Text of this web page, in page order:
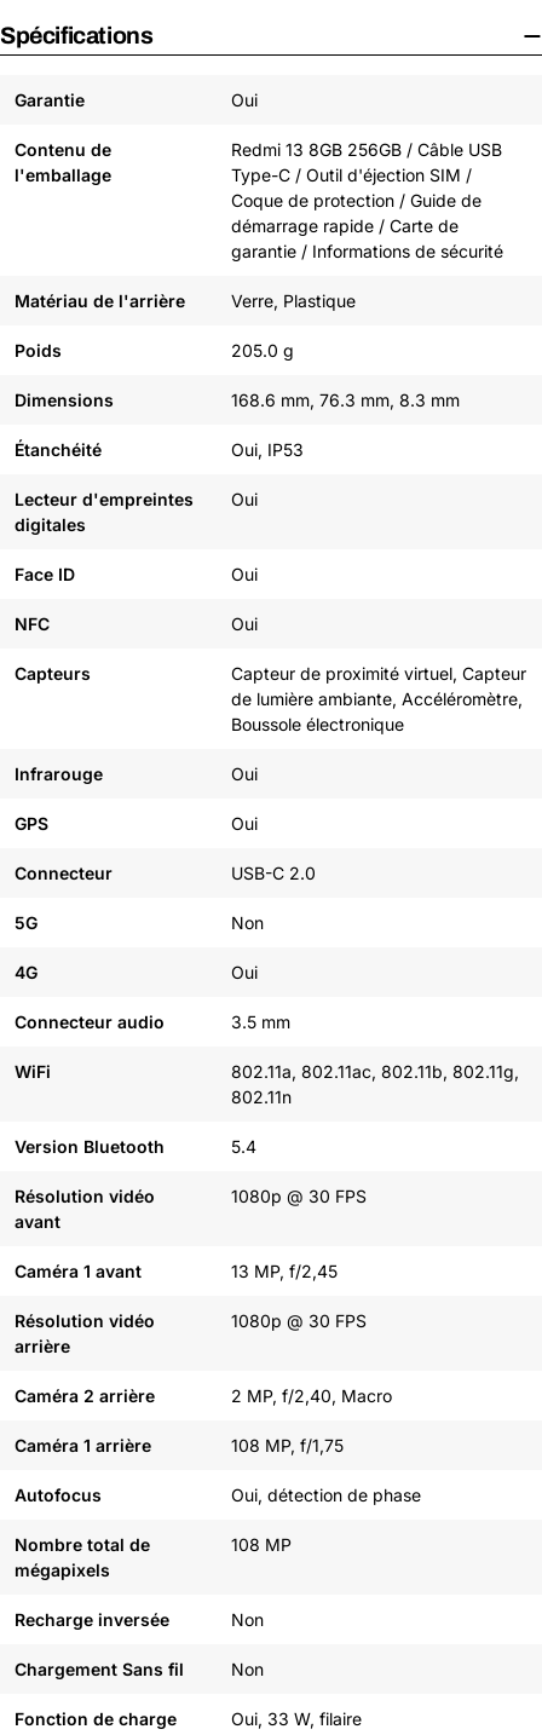
Spécifications
Garantie Oui
Contenu de
l'emballage
Redmi 13 8GB 256GB / Câble USB
Type-C / Outil d'éjection SIM /
Coque de protection / Guide de
démarrage rapide / Carte de
garantie / Informations de sécurité
Matériau de l'arrière Verre, Plastique
Poids 205.0 g
Dimensions 168.6 mm, 76.3 mm, 8.3 mm
Étanchéité Oui, IP53
Lecteur d'empreintes
digitales
Oui
Face ID Oui
NFC Oui
Capteurs
Capteur de proximité virtuel, Capteur
de lumière ambiante, Accéléromètre,
Boussole électronique
Infrarouge Oui
GPS Oui
Connecteur USB-C 2.0
5G Non
4G Oui
Connecteur audio 3.5 mm
WiFi
802.11a, 802.11ac, 802.11b, 802.11g,
802.11n
Version Bluetooth 5.4
Résolution vidéo
avant
1080p @ 30 FPS
Caméra 1 avant 13 MP, f/2,45
Résolution vidéo
arrière
1080p @ 30 FPS
Caméra 2 arrière 2 MP, f/2,40, Macro
Caméra 1 arrière 108 MP, f/1,75
Autofocus Oui, détection de phase
Nombre total de
mégapixels
108 MP
Recharge inversée Non
Chargement Sans fil Non
Fonction de charge
Oui, 33 W, filaire